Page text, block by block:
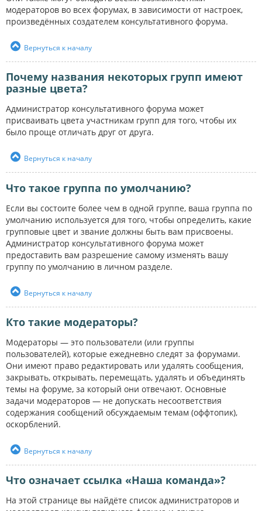
модераторов во всех форумах, в зависимости от настроек,
произведённых создателем консультативного форума.
Вернуться к началу
Почему названия некоторых групп имеют
разные цвета?
Администратор консультативного форума может
присваивать цвета участникам групп для того, чтобы их
было проще отличать друг от друга.
Вернуться к началу
Что такое группа по умолчанию?
Если вы состоите более чем в одной группе, ваша группа по
умолчанию используется для того, чтобы определить, какие
групповые цвет и звание должны быть вам присвоены.
Администратор консультативного форума может
предоставить вам разрешение самому изменять вашу
группу по умолчанию в личном разделе.
Вернуться к началу
Кто такие модераторы?
Модераторы — это пользователи (или группы
пользователей), которые ежедневно следят за форумами.
Они имеют право редактировать или удалять сообщения,
закрывать, открывать, перемещать, удалять и объединять
темы на форуме, за который они отвечают. Основные
задачи модераторов — не допускать несоответствия
содержания сообщений обсуждаемым темам (оффтопик),
оскорблений.
Вернуться к началу
Что означает ссылка «Наша команда»?
На этой странице вы найдёте список администраторов и